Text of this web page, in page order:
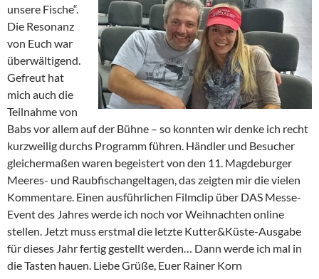
unsere Fische“.
Die Resonanz
von Euch war
überwältigend.
Gefreut hat
mich auch die
Teilnahme von
Babs vor allem auf der Bühne – so konnten wir denke ich recht
kurzweilig durchs Programm führen. Händler und Besucher
gleichermaßen waren begeistert von den 11. Magdeburger
Meeres- und Raubfischangeltagen, das zeigten mir die vielen
Kommentare. Einen ausführlichen Filmclip über DAS Messe-
Event des Jahres werde ich noch vor Weihnachten online
stellen. Jetzt muss erstmal die letzte Kutter&Küste-Ausgabe
für dieses Jahr fertig gestellt werden… Dann werde ich mal in
die Tasten hauen. Liebe Grüße, Euer Rainer Korn